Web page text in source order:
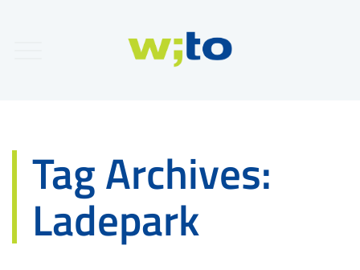
Tag Archives:
Ladepark